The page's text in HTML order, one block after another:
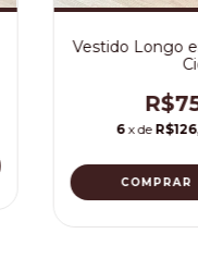
Vestido Longo
6 x de
COMPRAR